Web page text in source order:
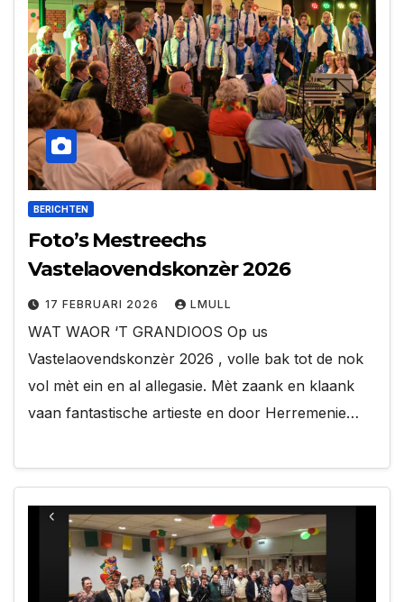
BERICHTEN
Foto’s Mestreechs
Vastelaovendskonzèr 2026
17 FEBRUARI 2026 LMULL
WAT WAOR ‘T GRANDIOOS Op us
Vastelaovendskonzèr 2026 , volle bak tot de nok
vol mèt ein en al allegasie. Mèt zaank en klaank
vaan fantastische artieste en door Herremenie…